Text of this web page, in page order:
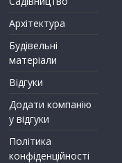
Архітектура
Будівельні
матеріали
Відгуки
Додати компанію
у відгуки
Політика
конфіденційності